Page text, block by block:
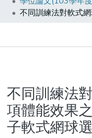
Research Outputs
People
Statistics
不同訓練法
項體能效果
子軟式網球